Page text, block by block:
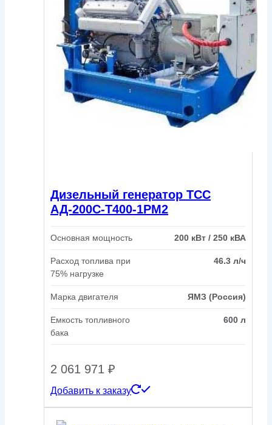
Дизельный генератор ТСС
АД-200С-Т400-1РМ2
Основная мощность 200 кВт / 250 кВА
Расход топлива при
75% нагрузке
46.3 л/ч
Марка двигателя ЯМЗ (Россия)
Емкость топливного
бака
600 л
2 061 971 ₽
Добавить к заказу